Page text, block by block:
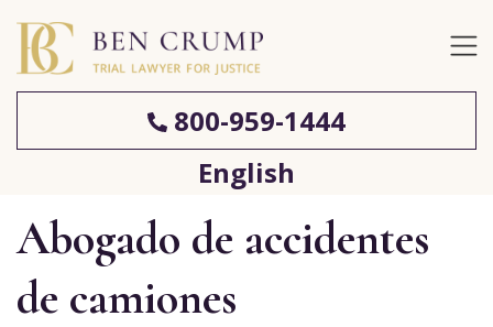
800-959-1444
English
Abogado de accidentes
de camiones